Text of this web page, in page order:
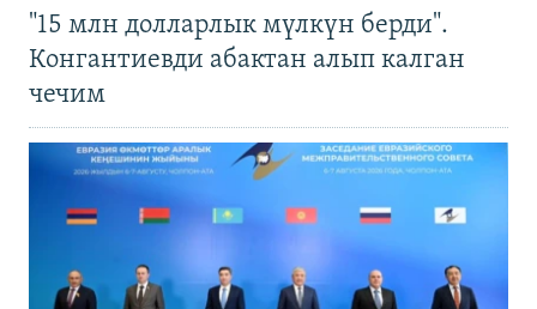
"15 млн долларлык мүлкүн берди".
Конгантиевди абактан алып калган
чечим